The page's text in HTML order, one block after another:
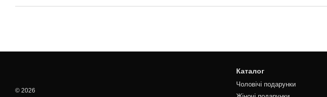
© 2026
Каталог
Чоловічі подарунки